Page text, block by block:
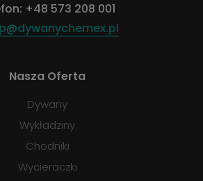
+48 573 208 001
Nasza Oferta
Dywany
Wykładziny
Chodniki
Wycieraczki